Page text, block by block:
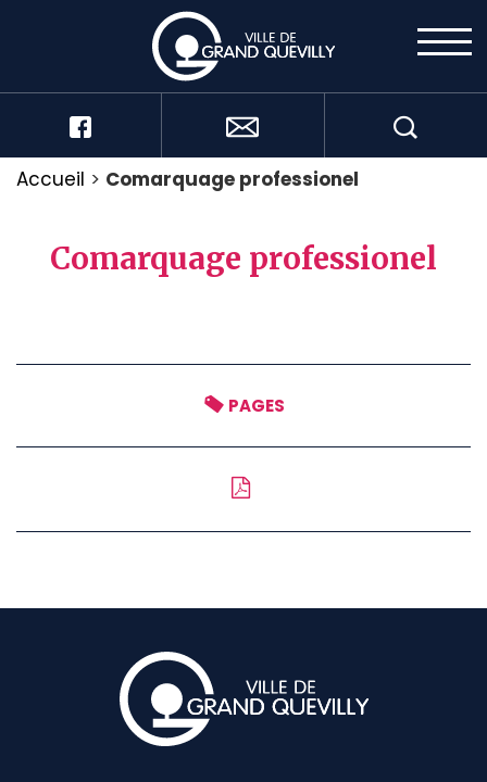
Accueil > Comarquage professionel
Comarquage professionel
PAGES